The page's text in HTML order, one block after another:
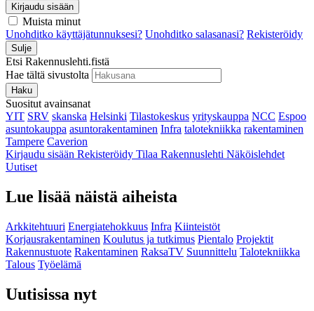
Kirjaudu sisään
Muista minut
Unohditko käyttäjätunnuksesi? Unohditko salasanasi? Rekisteröidy
Sulje
Etsi Rakennuslehti.fistä
Hae tältä sivustolta
Haku
Suositut avainsanat
YIT SRV skanska Helsinki Tilastokeskus yrityskauppa NCC Espoo
asuntokauppa asuntorakentaminen Infra talotekniikka rakentaminen
Tampere Caverion
Kirjaudu sisään Rekisteröidy Tilaa Rakennuslehti Näköislehdet
Uutiset
Lue lisää näistä aiheista
Arkkitehtuuri Energiatehokkuus Infra Kiinteistöt
Korjausrakentaminen Koulutus ja tutkimus Pientalo Projektit
Rakennustuote Rakentaminen RaksaTV Suunnittelu Talotekniikka
Talous Työelämä
Uutisissa nyt